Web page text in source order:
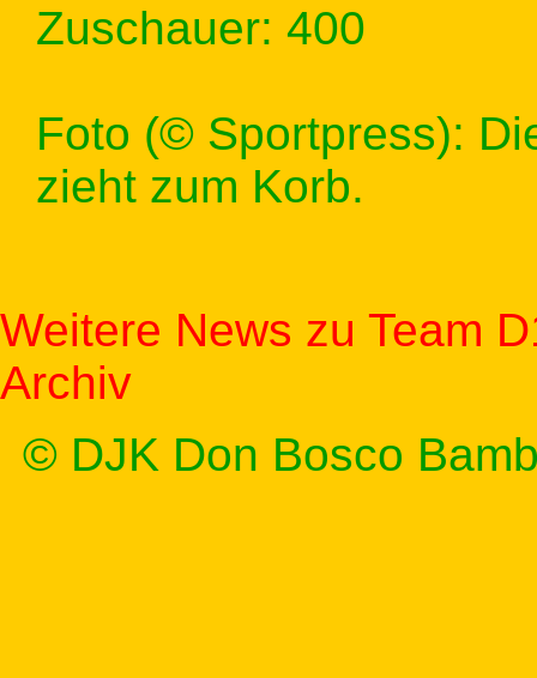
Zuschauer: 400
Foto (© Sportpress):
zieht zum Korb.
Weitere News zu Team
Archiv
© DJK Don Bosco